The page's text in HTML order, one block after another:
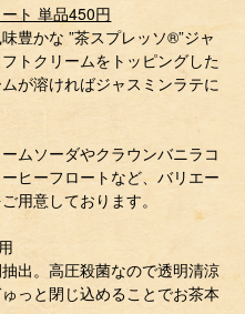
ト 単品450円
豊かな ”茶スプレッソ®”ジャ
トクリームをトッピングした
が溶ければジャスミンラテに
ムソーダやクラウンバニラコ
ヒーフロートなど、バリエー
用意しております。
出。高圧殺菌なので透明清涼
っと閉じ込めることでお茶本